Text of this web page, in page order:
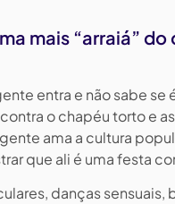
mais “arraiá” do
entra e não sabe se
o chapéu torto e
ama a cultura
que ali é uma festa
danças sensuais,